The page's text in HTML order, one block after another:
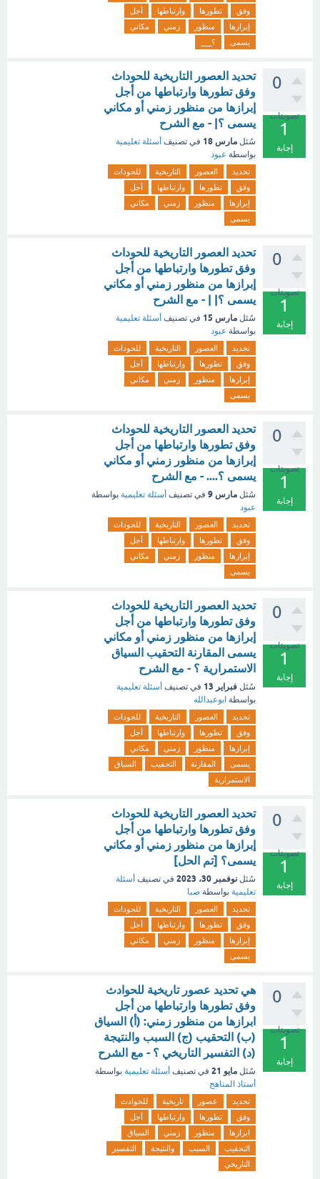
وفق
تطورها وارتباطها
أجل
إبرازها
منظور زمني
مكاني
يسمى
؟___
0
تصويتات
1
إجابة
تحديد العصور التاريخية للحوداث
وفق تطورها وارتباطها من أجل
إبرازها من منظور زمني أو مكاني
يسمى ؟| - مع الشرح
سُئل مارس 18 في تصنيف أسئلة تعليمية
بواسطة عبود
تحديد العصور التاريخية
للحوداث
وفق
تطورها وارتباطها
أجل
إبرازها
منظور زمني
مكاني
يسمى
0
تصويتات
1
إجابة
تحديد العصور التاريخية للحوداث
وفق تطورها وارتباطها من أجل
إبرازها من منظور زمني أو مكاني
يسمى ؟| | - مع الشرح
سُئل مارس 15 في تصنيف أسئلة تعليمية
بواسطة عبود
تحديد العصور التاريخية
للحوداث
وفق
تطورها وارتباطها
أجل
إبرازها
منظور زمني
مكاني
يسمى
0
تصويتات
1
إجابة
تحديد العصور التاريخية للحوداث
وفق تطورها وارتباطها من أجل
إبرازها من منظور زمني أو مكاني
يسمى ؟.... - مع الشرح
سُئل مارس 9 في تصنيف أسئلة تعليمية بواسطة
عبود
تحديد العصور التاريخية
للحوداث
وفق
تطورها وارتباطها
أجل
إبرازها
منظور زمني
مكاني
يسمى
0
تصويتات
1
إجابة
تحديد العصور التاريخية للحوداث
وفق تطورها وارتباطها من أجل
إبرازها من منظور زمني أو مكاني
يسمى المقارنة التحقيب السياق
الاستمرارية ؟ - مع الشرح
سُئل فبراير 13 في تصنيف أسئلة تعليمية
بواسطة ابوعبدالله
تحديد العصور التاريخية
للحوداث
وفق
تطورها وارتباطها
أجل
إبرازها
منظور زمني
مكاني
يسمى
المقارنة التحقيب
السياق
الاستمرارية
0
تصويتات
1
إجابة
تحديد العصور التاريخية للحوداث
وفق تطورها وارتباطها من أجل
إبرازها من منظور زمني أو مكاني
يسمى؟ [تم الحل]
سُئل نوفمبر 30، 2023 في تصنيف أسئلة
تعليمية بواسطة صبا
تحديد العصور التاريخية
للحوداث
وفق
تطورها وارتباطها
أجل
إبرازها
منظور زمني
مكاني
يسمى
0
تصويتات
1
إجابة
هي تحديد عصور تاريخية للحوادث
وفق تطورها وارتباطها من أجل
ابرازها من منظور زمني: (أ) السياق
(ب) التحقيب (ج) السبب والنتيجة
(د) التفسير التاريخي ؟ - مع الشرح
سُئل مايو 21 في تصنيف أسئلة تعليمية بواسطة
أستاذ المناهج
تحديد عصور تاريخية
للحوادث
وفق
تطورها وارتباطها
أجل
ابرازها
منظور زمني
السياق
التحقيب
السبب والنتيجة
التفسير
التاريخي